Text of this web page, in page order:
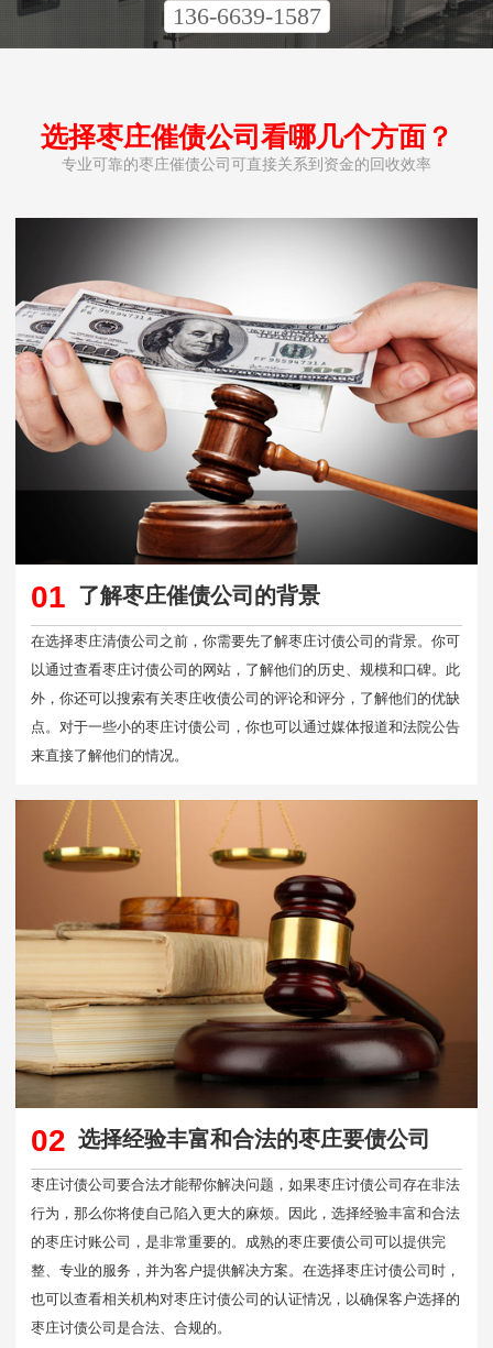
136-6639-1587
选择枣庄催债公司看哪几个方面？
专业可靠的枣庄催债公司可直接关系到资金的回收效率
01 了解枣庄催债公司的背景
在选择枣庄清债公司之前，你需要先了解枣庄讨债公司的背景。你可
以通过查看枣庄讨债公司的网站，了解他们的历史、规模和口碑。此
外，你还可以搜索有关枣庄收债公司的评论和评分，了解他们的优缺
点。对于一些小的枣庄讨债公司，你也可以通过媒体报道和法院公告
来直接了解他们的情况。
02 选择经验丰富和合法的枣庄要债公司
枣庄讨债公司要合法才能帮你解决问题，如果枣庄讨债公司存在非法
行为，那么你将使自己陷入更大的麻烦。因此，选择经验丰富和合法
的枣庄讨账公司，是非常重要的。成熟的枣庄要债公司可以提供完
整、专业的服务，并为客户提供解决方案。在选择枣庄讨债公司时，
也可以查看相关机构对枣庄讨债公司的认证情况，以确保客户选择的
枣庄讨债公司是合法、合规的。